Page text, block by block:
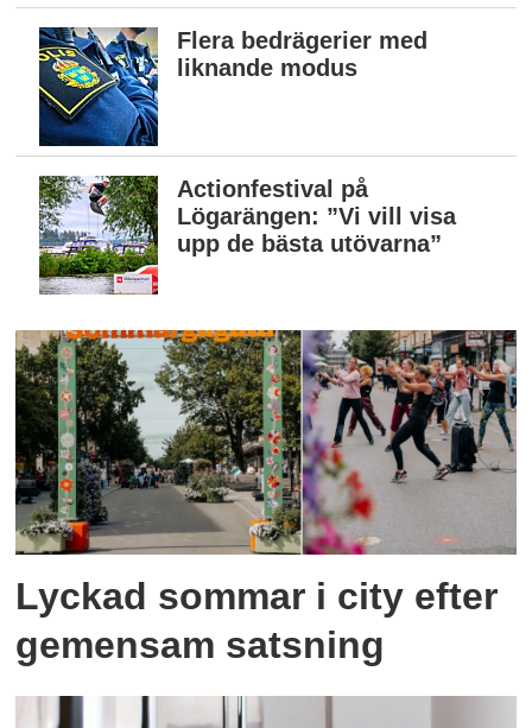
Flera bedrägerier med
liknande modus
Actionfestival på
Lögarängen: ”Vi vill visa
upp de bästa utövarna”
Lyckad sommar i city efter
gemensam satsning